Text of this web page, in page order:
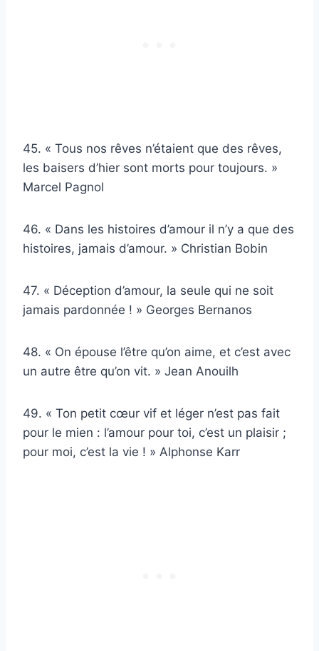
45. « Tous nos rêves n’étaient que des rêves,
les baisers d’hier sont morts pour toujours. »
Marcel Pagnol
46. « Dans les histoires d’amour il n’y a que des
histoires, jamais d’amour. » Christian Bobin
47. « Déception d’amour, la seule qui ne soit
jamais pardonnée ! » Georges Bernanos
48. « On épouse l’être qu’on aime, et c’est avec
un autre être qu’on vit. » Jean Anouilh
49. « Ton petit cœur vif et léger n’est pas fait
pour le mien : l’amour pour toi, c’est un plaisir ;
pour moi, c’est la vie ! » Alphonse Karr